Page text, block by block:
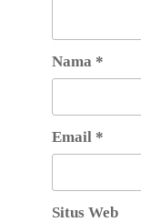
Nama *
Email *
Situs Web